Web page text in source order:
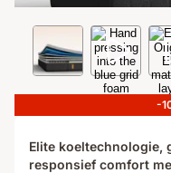
-
Elite koeltechnologie,
responsief comfort